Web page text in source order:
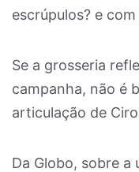
escrúpulos? e
Se a grosseria
campanha, não é
articulação de
Da Globo, sobre a